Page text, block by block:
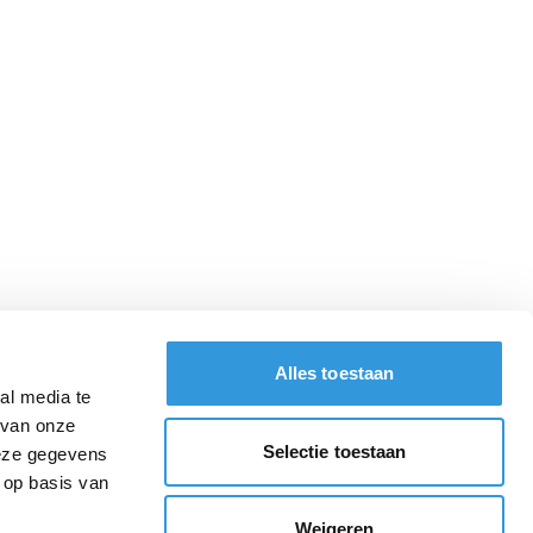
media te
onze
gegevens
basis van
Alles toestaan
Selectie toestaan
Weigeren